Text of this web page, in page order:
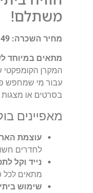
משתלם!
מחיר השכרה: 49 ₪ בלבד!
מתאים במיוחד
המקרן
עבור מי שמחפש
בסרטים או מצגות
מאפיינים
עוצמת הארה של
לחדרים
נייד וקל
מתאים לכל
שימוש